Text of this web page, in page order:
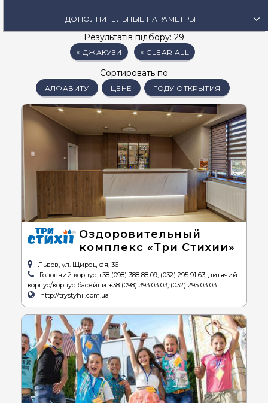
ДОПОЛНИТЕЛЬНЫЕ ПАРАМЕТРЫ
Результатів підбору: 29
× ДЖАКУЗИ × CLEAR ALL
Сортировать по
АЛФАВИТУ ЦЕНЕ ГОДУ ОТКРЫТИЯ
Оздоровительный
комплекс «Три Стихии»
Львов, ул. Щирецкая, 36
Головний корпус +38 (098) 388 88 09, (032) 295 91 63; дитячий
корпус/корпус басейни +38 (098) 393 03 03, (032) 295 03 03
http://trystyhii.com.ua